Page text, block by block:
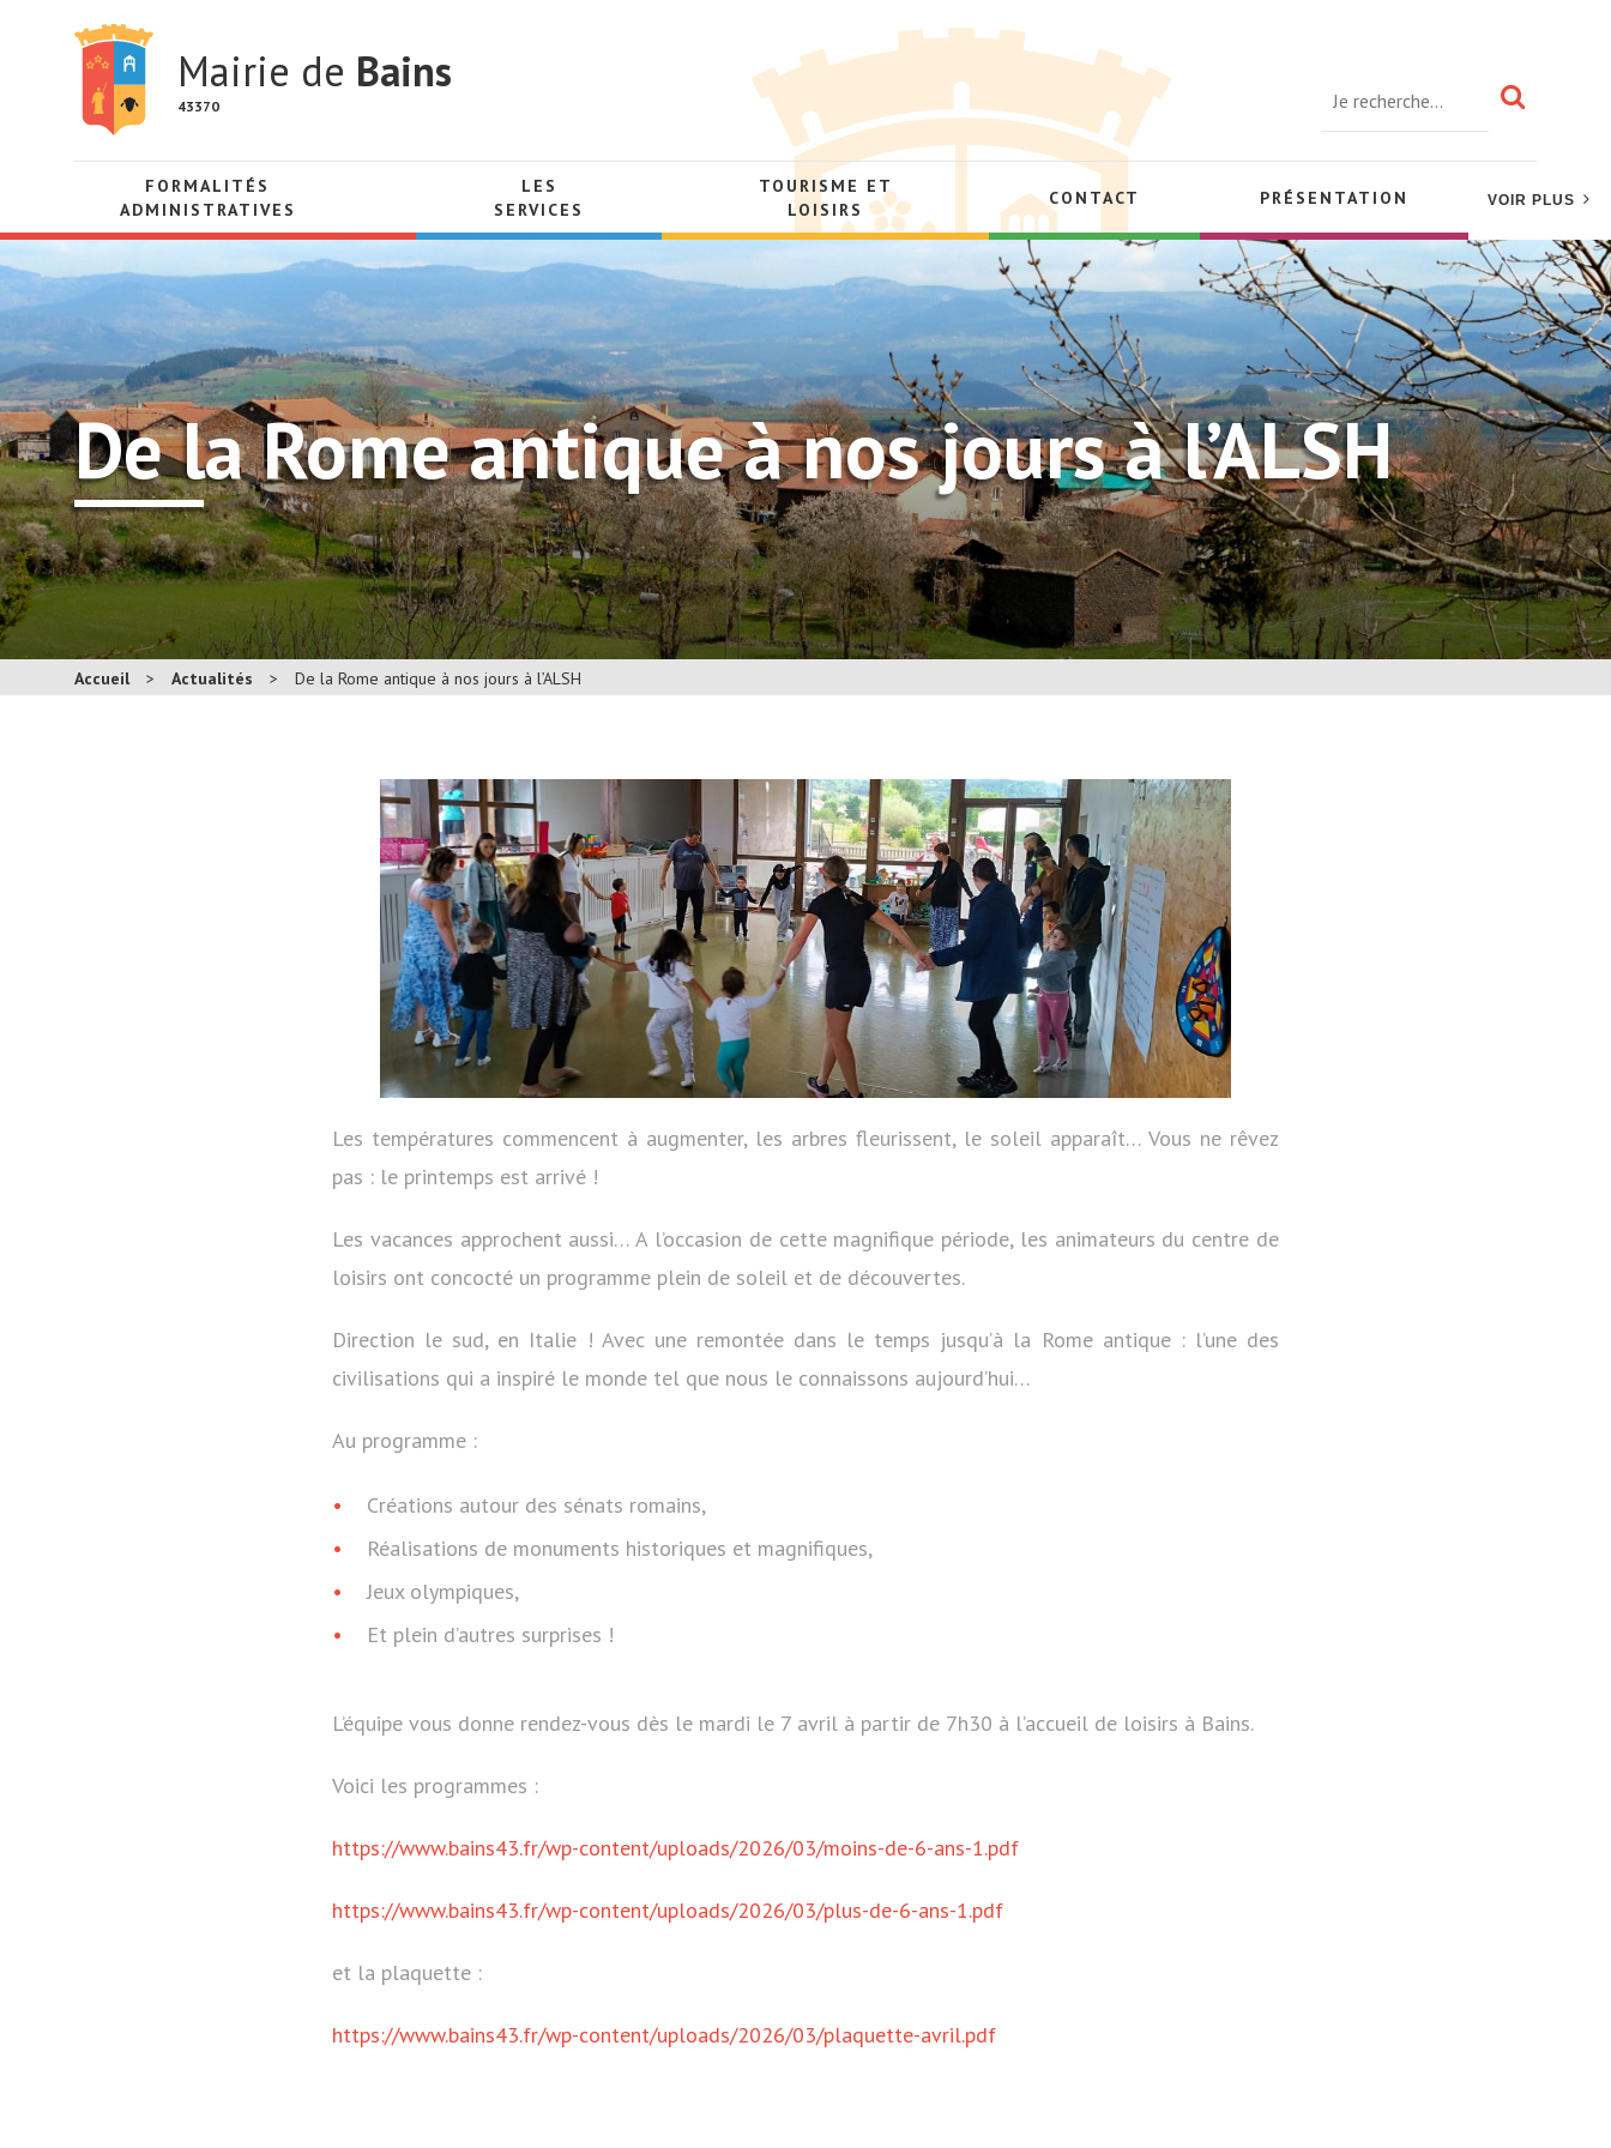
Mairie de Bains
43370
FORMALITÉS
ADMINISTRATIVES
LES
SERVICES
TOURISME ET
LOISIRS
CONTACT PRÉSENTATION VOIR PLUS
De la Rome antique à nos jours à l’ALSH
Accueil > Actualités > De la Rome antique à nos jours à l’ALSH
Les températures commencent à augmenter, les arbres fleurissent, le soleil apparaît… Vous ne rêvez
pas : le printemps est arrivé !
Les vacances approchent aussi… A l’occasion de cette magnifique période, les animateurs du centre de
loisirs ont concocté un programme plein de soleil et de découvertes.
Direction le sud, en Italie ! Avec une remontée dans le temps jusqu’à la Rome antique : l’une des
civilisations qui a inspiré le monde tel que nous le connaissons aujourd’hui…
Au programme :
Créations autour des sénats romains,
Réalisations de monuments historiques et magnifiques,
Jeux olympiques,
Et plein d’autres surprises !
L’équipe vous donne rendez-vous dès le mardi le 7 avril à partir de 7h30 à l’accueil de loisirs à Bains.
Voici les programmes :
https://www.bains43.fr/wp-content/uploads/2026/03/moins-de-6-ans-1.pdf
https://www.bains43.fr/wp-content/uploads/2026/03/plus-de-6-ans-1.pdf
et la plaquette :
https://www.bains43.fr/wp-content/uploads/2026/03/plaquette-avril.pdf